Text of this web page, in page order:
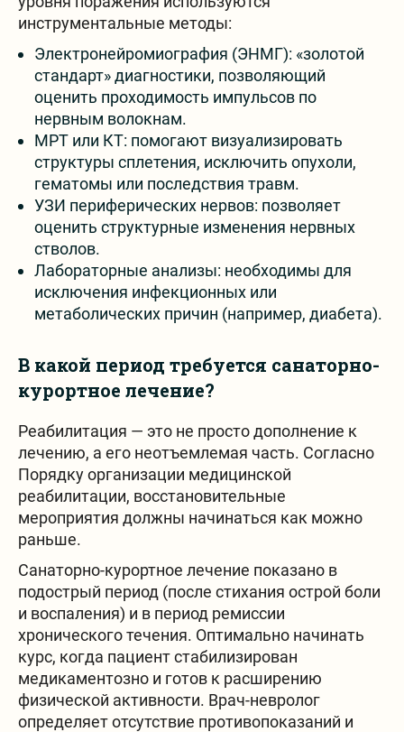
инструментальные методы:
Электронейромиография (ЭНМГ): «золотой
стандарт» диагностики, позволяющий
оценить проходимость импульсов по
нервным волокнам.
МРТ или КТ: помогают визуализировать
структуры сплетения, исключить опухоли,
гематомы или последствия травм.
УЗИ периферических нервов: позволяет
оценить структурные изменения нервных
стволов.
Лабораторные анализы: необходимы для
исключения инфекционных или
метаболических причин (например, диабета).
В какой период требуется санаторно-
курортное лечение?
Реабилитация — это не просто дополнение к
лечению, а его неотъемлемая часть. Согласно
Порядку организации медицинской
реабилитации, восстановительные
мероприятия должны начинаться как можно
раньше.
Санаторно-курортное лечение показано в
подострый период (после стихания острой боли
и воспаления) и в период ремиссии
хронического течения. Оптимально начинать
курс, когда пациент стабилизирован
медикаментозно и готов к расширению
физической активности. Врач-невролог
определяет отсутствие противопоказаний и